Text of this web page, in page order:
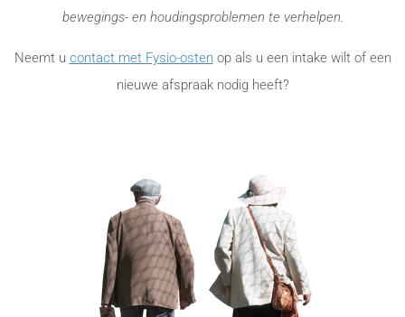
bewegings- en houdingsproblemen te verhelpen.
Neemt u contact met Fysio-ostenop als u een intake wilt of een
nieuwe afspraak nodig heeft?